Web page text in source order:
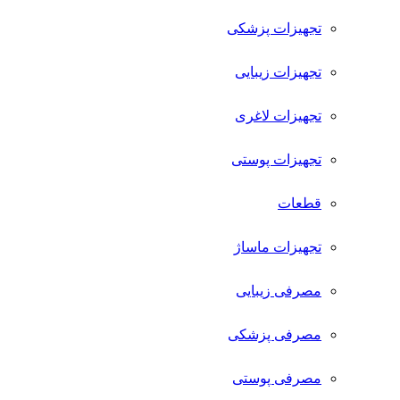
تجهیزات پزشکی
تجهیزات زیبایی
تجهیزات لاغری
تجهیزات پوستی
قطعات
تجهیزات ماساژ
مصرفی زیبایی
مصرفی پزشکی
مصرفی پوستی